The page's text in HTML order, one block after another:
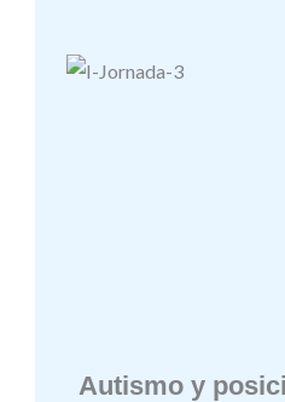
Autismo y